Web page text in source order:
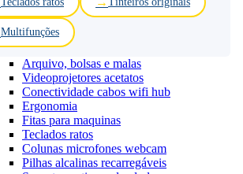
Multifunções
Arquivo, bolsas e malas
Videoprojetores acetatos
Conectividade cabos wifi hub
Ergonomia
Fitas para maquinas
Teclados ratos
Colunas microfones webcam
Pilhas alcalinas recarregáveis